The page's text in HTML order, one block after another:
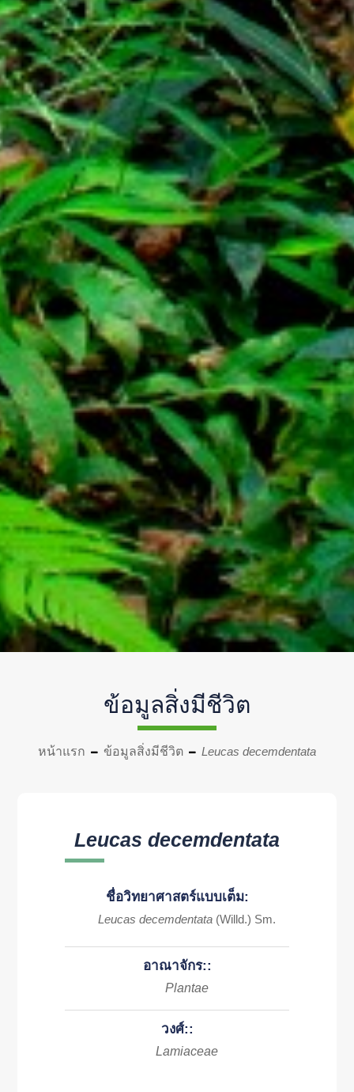
ข้อมูลสิ่งมีชีวิต
หน้าแรก ข้อมูลสิ่งมีชีวิต Leucas decemdentata
Leucas decemdentata
ชื่อวิทยาศาสตร์แบบเต็ม:
Leucas decemdentata (Willd.) Sm.
อาณาจักร::
Plantae
วงศ์::
Lamiaceae